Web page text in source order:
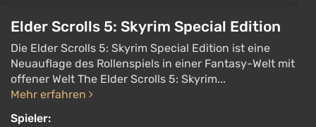
Elder Scrolls 5: Skyrim Special Edition
Die Elder Scrolls 5: Skyrim Special Edition ist eine
Neuauflage des Rollenspiels in einer Fantasy-Welt mit
offener Welt The Elder Scrolls 5: Skyrim...
Mehr erfahren
Spieler: